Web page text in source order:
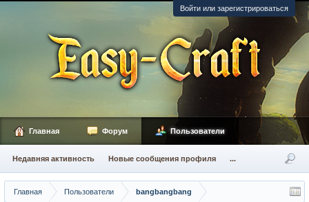
Войти или зарегистрироваться
Главная Пользователи bangbangbang
Главная Форум Пользователи
Недавняя активность Новые сообщения профиля ...